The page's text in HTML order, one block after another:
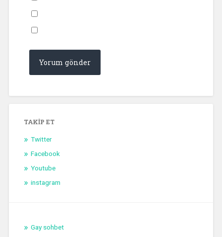
TAKIP ET
Twitter
Facebook
Youtube
instagram
Gay sohbet